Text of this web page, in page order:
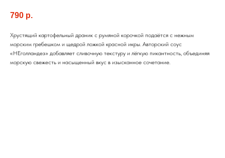
790 р.
Хрустящий картофельный драник с румяной корочкой подаётся с нежным
морским гребешком и щедрой ложкой красной икры. Авторский соус
«НЕголландез» добавляет сливочную текстуру и лёгкую пикантность, объединяя
морскую свежесть и насыщенный вкус в изысканное сочетание.